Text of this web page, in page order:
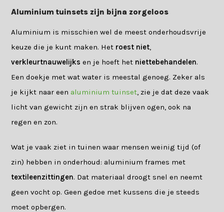
Aluminium tuinsets zijn bijna zorgeloos
Aluminium is misschien wel de meest onderhoudsvrije
keuze die je kunt maken. Het roest niet,
verkleurtnauwelijks en je hoeft het niettebehandelen.
Een doekje met wat water is meestal genoeg. Zeker als
je kijkt naar een aluminium tuinset, zie je dat deze vaak
licht van gewicht zijn en strak blijven ogen, ook na
regen en zon.
Wat je vaak ziet in tuinen waar mensen weinig tijd (of
zin) hebben in onderhoud: aluminium frames met
textileenzittingen. Dat materiaal droogt snel en neemt
geen vocht op. Geen gedoe met kussens die je steeds
moet opbergen.